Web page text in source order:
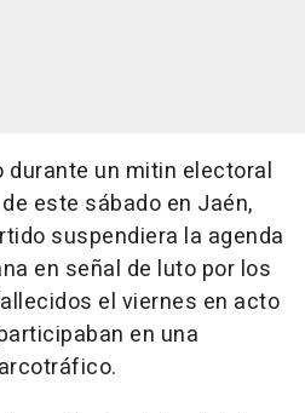
un mitin electoral
este sábado en Jaén,
suspendiera la agenda
en señal de luto por los
el viernes en acto
en una